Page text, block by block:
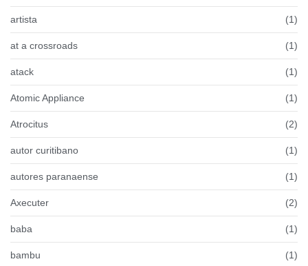
artista (1)
at a crossroads (1)
atack (1)
Atomic Appliance (1)
Atrocitus (2)
autor curitibano (1)
autores paranaense (1)
Axecuter (2)
baba (1)
bambu (1)